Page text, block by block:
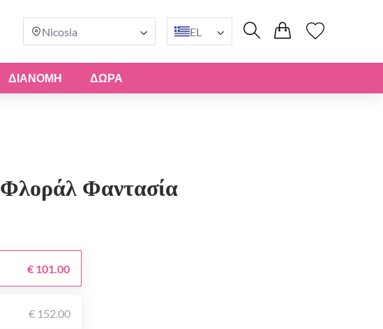
Nicosia EL
ΔΙΑΝΟΜΗ ΔΏΡΑ
Φλοράλ Φαντασία
€ 101.00
€ 152.00